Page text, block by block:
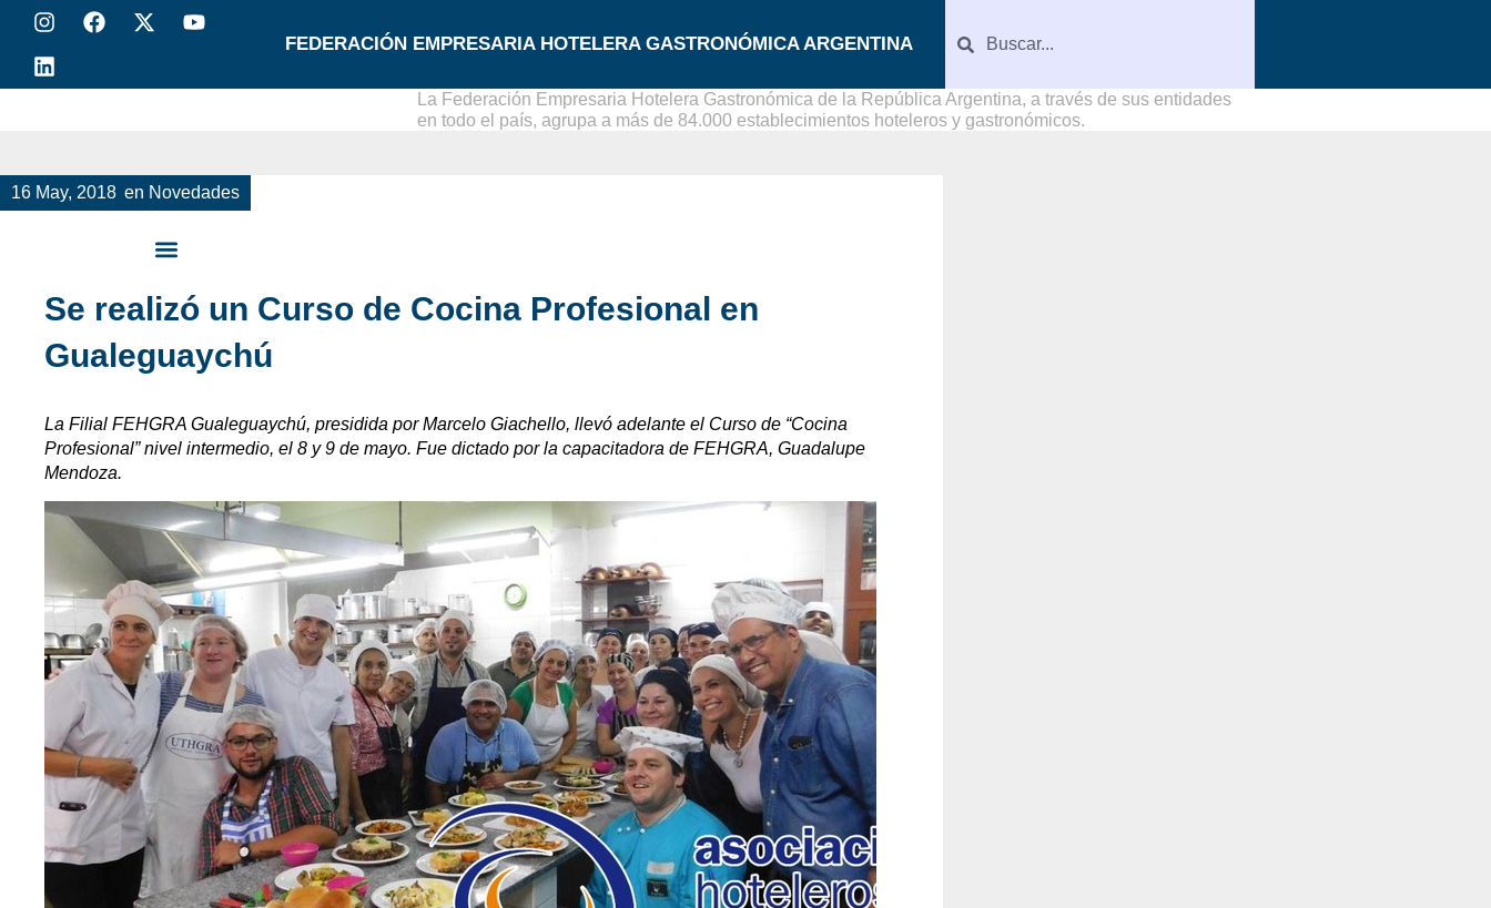
FEDERACIÓN EMPRESARIA HOTELERA GASTRONÓMICA ARGENTINA
La Federación Empresaria Hotelera Gastronómica de la República Argentina, a través de sus entidades
en todo el país, agrupa a más de 84.000 establecimientos hoteleros y gastronómicos.
16 May, 2018 en Novedades
Se realizó un Curso de Cocina Profesional en
Gualeguaychú
La Filial FEHGRA Gualeguaychú, presidida por Marcelo Giachello, llevó adelante el Curso de “Cocina
Profesional” nivel intermedio, el 8 y 9 de mayo. Fue dictado por la capacitadora de FEHGRA, Guadalupe
Mendoza.